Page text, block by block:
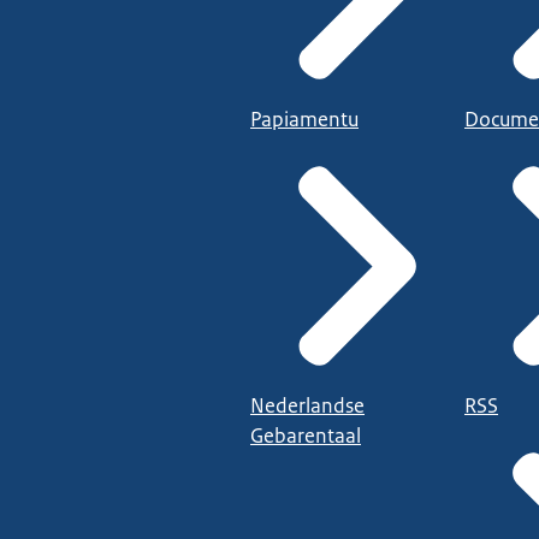
Papiamentu
Nederlandse
Gebarentaal
RSS